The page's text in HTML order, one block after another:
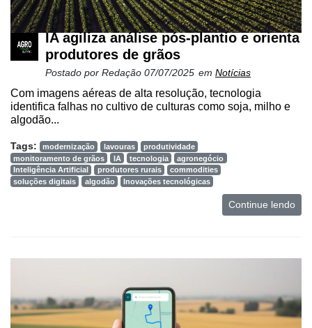
IA agiliza análise pós-plantio e orienta
produtores de grãos
Postado por Redação 07/07/2025 em Notícias
Com imagens aéreas de alta resolução, tecnologia
identifica falhas no cultivo de culturas como soja, milho e
algodão...
Tags: modernização lavouras
produtividade
monitoramento de grãos
IA tecnologia
agronegócio
Inteligência Artificial
produtores rurais
commodities
soluções digitais
algodão Inovações tecnológicas
Continue lendo